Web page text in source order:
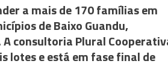
a mais de 170 famílias em
de Baixo Guandu,
consultoria Plural
lotes e está em fase final de